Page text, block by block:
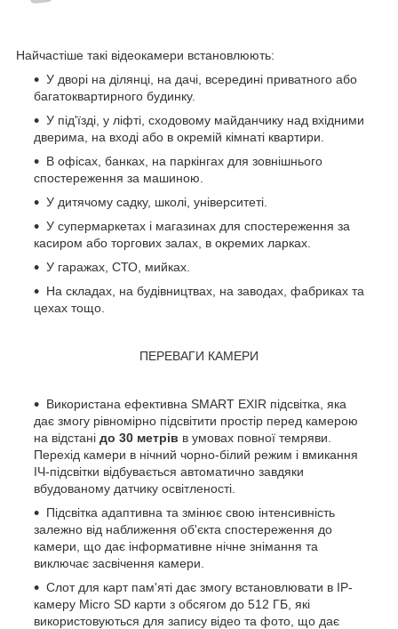
Найчастіше такі відеокамери встановлюють:
У дворі на ділянці, на дачі, всередині приватного або
багатоквартирного будинку.
У під'їзді, у ліфті, сходовому майданчику над вхідними
дверима, на вході або в окремій кімнаті квартири.
В офісах, банках, на паркінгах для зовнішнього
спостереження за машиною.
У дитячому садку, школі, університеті.
У супермаркетах і магазинах для спостереження за
касиром або торгових залах, в окремих ларках.
У гаражах, СТО, мийках.
На складах, на будівництвах, на заводах, фабриках та
цехах тощо.
ПЕРЕВАГИ КАМЕРИ
Використана ефективна SMART EXIR підсвітка, яка
дає змогу рівномірно підсвітити простір перед камерою
на відстані до 30 метрів в умовах повної темряви.
Перехід камери в нічний чорно-білий режим і вмикання
ІЧ-підсвітки відбувається автоматично завдяки
вбудованому датчику освітленості.
Підсвітка адаптивна та змінює свою інтенсивність
залежно від наближення об'єкта спостереження до
камери, що дає інформативне нічне знімання та
виключає засвічення камери.
Слот для карт пам'яті дає змогу встановлювати в IP-
камеру Micro SD карти з обсягом до 512 ГБ, які
використовуються для запису відео та фото, що дає